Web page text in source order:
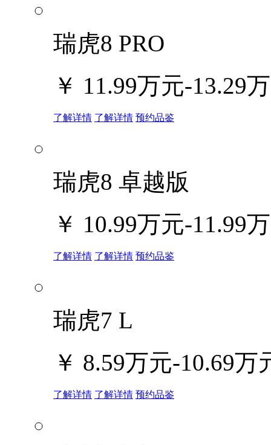
瑞虎8 PRO
￥ 11.99万元-13.29
了解详情 了解详情 预约品鉴
瑞虎8 卓越版
￥ 10.99万元-11.99
了解详情 了解详情 预约品鉴
瑞虎7 L
￥ 8.59万元-10.69万
了解详情 了解详情 预约品鉴